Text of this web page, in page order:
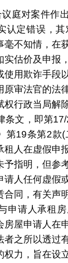
庭对案件作
认定错误，
毫不知情，在
实估价及申报
使用欺诈手段
原审法官的法
权行政当局解
条文，即第
第19条第2款(
租人在虚假申
予指明，但参
请人任何虚假
合同，有关声
申请人承租
房屋申请人在
者之所以透过
权力，旨在设